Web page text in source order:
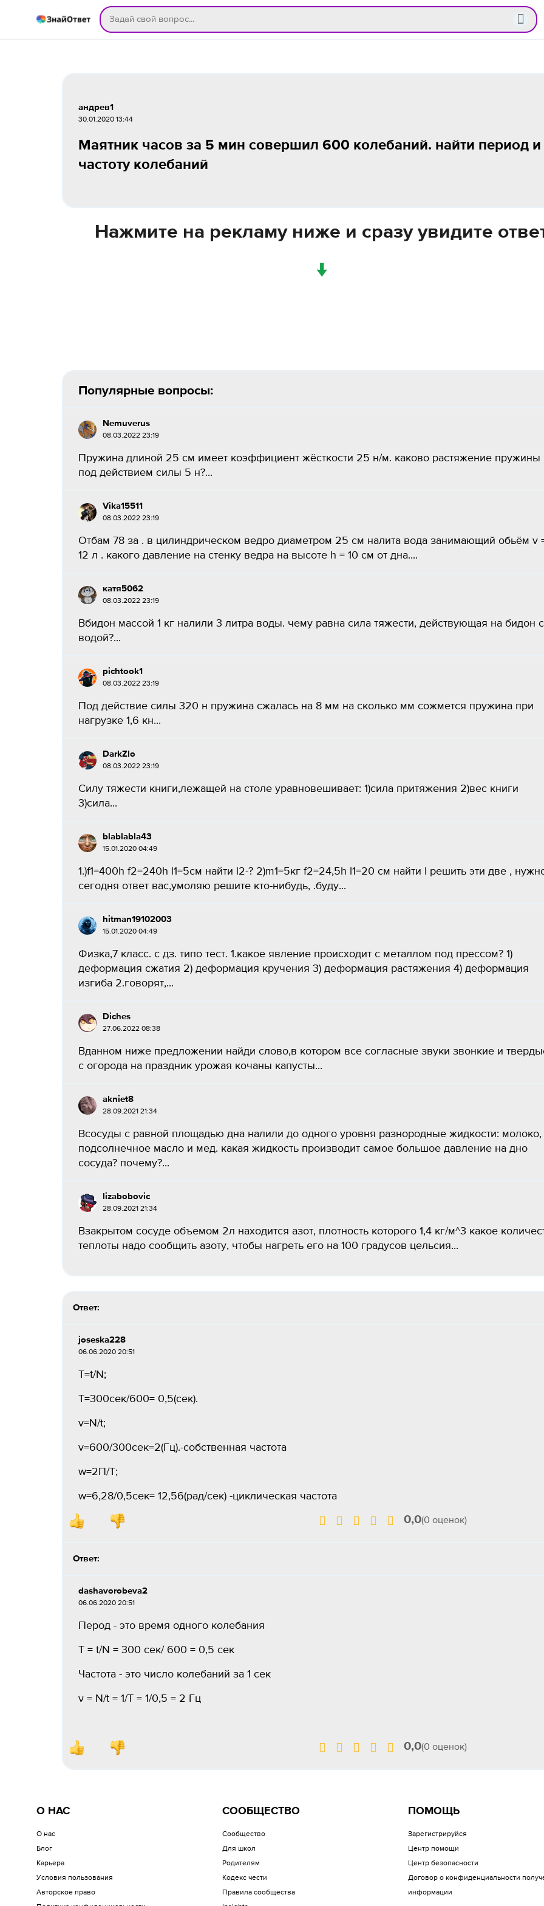
андрев1
30.01.2020 13:44
Маятник часов за 5 мин совершил 600 колебаний. найти период и
частоту колебаний
Нажмите на рекламу ниже и сразу увидите
↓
Популярные вопросы:
Nemuverus
08.03.2022 23:19
Пружина длиной 25 см имеет коэффициент жёсткости 25 н/м. каково растяжение пружины
под действием силы 5 н?...
Vika15511
08.03.2022 23:19
Отбам 78 за . в цилиндрическом ведро диаметром 25 см налита вода занимающий обьём v
12 л . какого давление на стенку ведра на высоте h = 10 см от дна....
катя5062
08.03.2022 23:19
Вбидон массой 1 кг налили 3 литра воды. чему равна сила тяжести, действующая на бидон с
водой?...
pichtook1
08.03.2022 23:19
Под действие силы 320 н пружина сжалась на 8 мм на сколько мм сожмется пружина при
нагрузке 1,6 кн...
DarkZlo
08.03.2022 23:19
Силу тяжести книги,лежащей на столе уравновешивает: 1)сила притяжения 2)вес книги
3)сила...
blablabla43
15.01.2020 04:49
1.)f1=400h f2=240h l1=5см найти l2-? 2)m1=5кг f2=24,5h l1=20 см найти l решить эти две ,
сегодня ответ вас,умоляю решите кто-нибудь, .буду...
hitman19102003
15.01.2020 04:49
Физка,7 класс. с дз. типо тест. 1.какое явление происходит с металлом под прессом? 1)
деформация сжатия 2) деформация кручения 3) деформация растяжения 4) деформация
изгиба 2.говорят,...
Diches
27.06.2022 08:38
Вданном ниже предложении найди слово,в котором все согласные звуки звонкие и
с огорода на праздник урожая кочаны капусты...
akniet8
28.09.2021 21:34
Всосуды с равной площадью дна налили до одного уровня разнородные жидкости: молоко,
подсолнечное масло и мед. какая жидкость производит самое большое давление на дно
сосуда? почему?...
lizabobovic
28.09.2021 21:34
Взакрытом сосуде объемом 2л находится азот, плотность которого 1,4 кг/м^3 какое
теплоты надо сообщить азоту, чтобы нагреть его на 100 градусов цельсия...
Ответ:
joseska228
06.06.2020 20:51
T=t/N;
T=300сек/600= 0,5(ceк).
v=N/t;
v=600/300сек=2(Гц).-собственная частота
w=2П/T;
w=6,28/0,5сек= 12,56(рад/сек) -циклическая частота
0,0(0 оценок)
Ответ:
dashavorobeva2
06.06.2020 20:51
Перод - это время одного колебания
T = t/N = 300 сек/ 600 = 0,5 сек
Частота - это число колебаний за 1 сек
ν = N/t = 1/T = 1/0,5 = 2 Гц
0,0(0 оценок)
О НАС
О нас
Блог
Карьера
Условия пользования
Авторское право
СООБЩЕСТВО
Сообщество
Для школ
Родителям
Кодекс чести
Правила сообщества
ПОМОЩЬ
Зарегистрируйся
Центр помощи
Центр безопасности
Договор о конфиденциальности
информации